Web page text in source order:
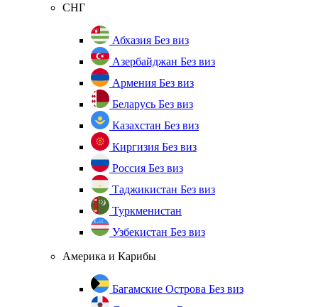
СНГ
Абхазия Без виз
Азербайджан Без виз
Армения Без виз
Беларусь Без виз
Казахстан Без виз
Киргизия Без виз
Россия Без виз
Таджикистан Без виз
Туркменистан
Узбекистан Без виз
Америка и Карибы
Багамские Острова Без виз